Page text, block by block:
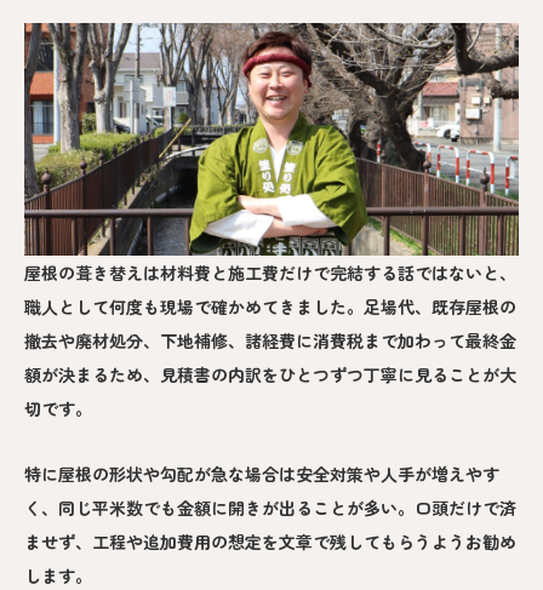
屋根の葺き替えは材料費と施工費だけで完結する話ではないと、
職人として何度も現場で確かめてきました。足場代、既存屋根の
撤去や廃材処分、下地補修、諸経費に消費税まで加わって最終金
額が決まるため、見積書の内訳をひとつずつ丁寧に見ることが大
切です。
特に屋根の形状や勾配が急な場合は安全対策や人手が増えやす
く、同じ平米数でも金額に開きが出ることが多い。口頭だけで済
ませず、工程や追加費用の想定を文章で残してもらうようお勧め
します。